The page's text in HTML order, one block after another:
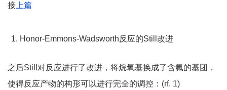
接 上篇
Honor-Emmons-Wadsworth反应的Still改进
之后Still对反应进行了改进，将烷氧基换成了含氟的基团，
使得反应产物的构形可以进行完全的调控：(rf. 1)